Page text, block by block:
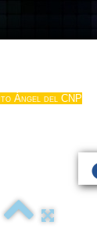
Ángel del CNP